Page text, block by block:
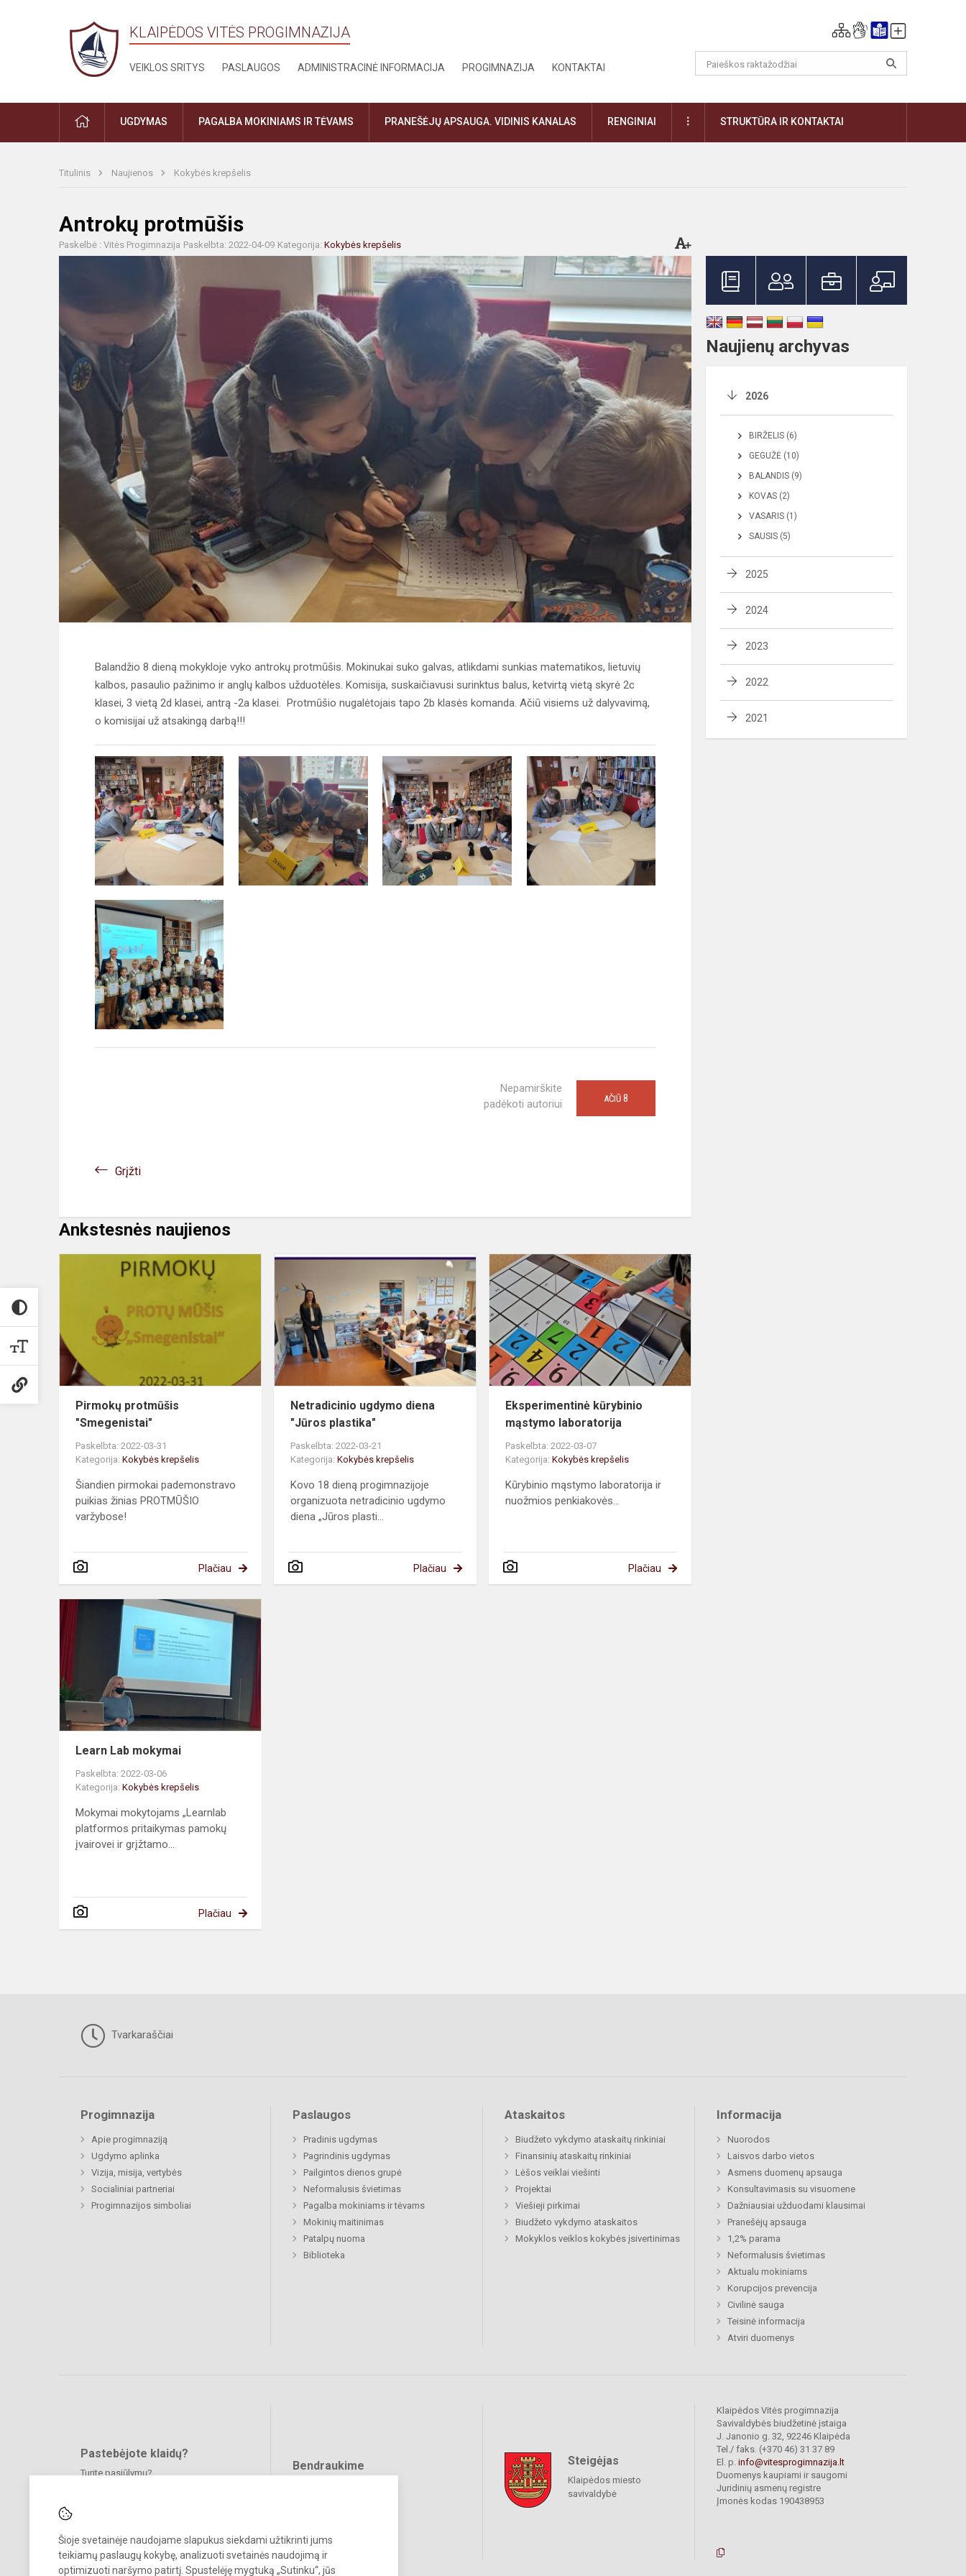
Šioje svetainėje naudojame slapukus siekdami užtikrinti jums
teikiamų paslaugų kokybę, analizuoti svetainės naudojimą ir
optimizuoti naršymo patirtį. Spustelėję mygtuką „Sutinku“, jūs
KLAIPĖDOS VITĖS PROGIMNAZIJA
VEIKLOS SRITYS PASLAUGOS ADMINISTRACINĖ INFORMACIJA PROGIMNAZIJA KONTAKTAI
PRADŽIAUGDYMAS PAGALBA MOKINIAMS IR TĖVAMS PRANEŠĖJŲ APSAUGA. VIDINIS KANALAS RENGINIAI DAUGIAUSTRUKTŪRA IR KONTAKTAI
Titulinis Naujienos Kokybės krepšelis
Antrokų protmūšis
Paskelbė : Vitės Progimnazija Paskelbta: 2022-04-09 Kategorija: Kokybės krepšelis
Balandžio 8 dieną mokykloje vyko antrokų protmūšis. Mokinukai suko galvas, atlikdami sunkias matematikos, lietuvių
kalbos, pasaulio pažinimo ir anglų kalbos užduotėles. Komisija, suskaičiavusi surinktus balus, ketvirtą vietą skyrė 2c
klasei, 3 vietą 2d klasei, antrą -2a klasei. Protmūšio nugalėtojais tapo 2b klasės komanda. Ačiū visiems už dalyvavimą,
o komisijai už atsakingą darbą!!!
Nepamirškite
padėkoti autoriui
AČIŪ 8
Grįžti
Ankstesnės naujienos
Pirmokų
"Smegenistai"
Pirmokų protmūšis
"Smegenistai"
Paskelbta: 2022-03-31
Kategorija: Kokybės krepšelis
Šiandien pirmokai pademonstravo
puikias žinias PROTMŪŠIO
varžybose!
Plačiau
Netradicinio
ugdymo
diena
"Jūros
plastika"
Netradicinio ugdymo diena
"Jūros plastika"
Paskelbta: 2022-03-21
Kategorija:Kokybės krepšelis
Kovo 18 dieną progimnazijoje
organizuota netradicinio ugdymo
diena „Jūros plasti...
Plačiau
Eksperimentinė
kūrybinio
mąstymo
laboratorija
Eksperimentinė kūrybinio
mąstymo laboratorija
Paskelbta: 2022-03-07
Kategorija:Kokybės krepšelis
Kūrybinio mąstymo laboratorija ir
nuožmios penkiakovės...
Plačiau
Lab
Learn Lab mokymai
Paskelbta: 2022-03-06
Kategorija: Kokybės krepšelis
Mokymai mokytojams „Learnlab
platformos pritaikymas pamokų
įvairovei ir grįžtamo...
Plačiau
Naujienų archyvas
2026
BIRŽELIS (6)
GEGUŽĖ (10)
BALANDIS (9)
KOVAS (2)
VASARIS (1)
SAUSIS (5)
2025
2024
2023
2022
2021
Tvarkaraščiai
Progimnazija
Apie progimnaziją
Ugdymo aplinka
Vizija, misija, vertybės
Socialiniai partneriai
Progimnazijos simboliai
Paslaugos
Pradinis ugdymas
Pagrindinis ugdymas
Pailgintos dienos grupė
Neformalusis švietimas
Pagalba mokiniams ir tėvams
Mokinių maitinimas
Patalpų nuoma
Biblioteka
Ataskaitos
Biudžeto vykdymo ataskaitų rinkiniai
Finansinių ataskaitų rinkiniai
Lėšos veiklai viešinti
Projektai
Viešieji pirkimai
Biudžeto vykdymo ataskaitos
Mokyklos veiklos kokybės įsivertinimas
Informacija
Nuorodos
Laisvos darbo vietos
Asmens duomenų apsauga
Konsultavimasis su visuomene
Dažniausiai užduodami klausimai
Pranešėjų apsauga
1,2% parama
Neformalusis švietimas
Aktualu mokiniams
Korupcijos prevencija
Civilinė sauga
Teisinė informacija
Atviri duomenys
Pastebėjote klaidų?
Turite pasiūlymų?
Bendraukime Steigėjas
Klaipėdos miesto
savivaldybė
Klaipėdos Vitės progimnazija
Savivaldybės biudžetinė įstaiga
J. Janonio g. 32, 92246 Klaipėda
Tel./ faks. (+370 46) 31 37 89
El. p. info@vitesprogimnazija.lt
Duomenys kaupiami ir saugomi
Juridinių asmenų registre
Įmonės kodas 190438953